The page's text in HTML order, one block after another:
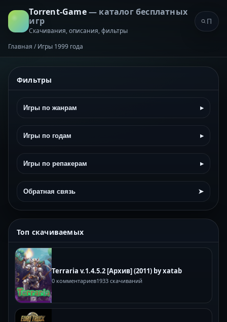
Torrent-Game— каталог бесплатных
игр
Скачивания, описания, фильтры
Главная / Игры 1999 года
Фильтры
Игры по жанрам ▸
Игры по годам ▸
Игры по репакерам ▸
Обратная связь ➤
Топ скачиваемых
Terraria v.1.4.5.2 [Архив] (2011) by xatab
0 комментариев1933 скачиваний